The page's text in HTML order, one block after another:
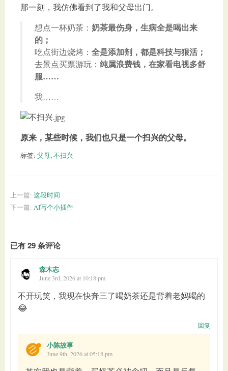
那一刻，我仿佛看到了我和父母出门。
想点一杯奶茶： 奶茶最伤身，生病全是喝出来
的；
吃点街边烧烤： 全是添加剂，都是科技与狠活；
去景点买票游玩： 纯属浪费钱，在家看电视多舒
服……
我……
原来，某些时候，我们也只是一个扫兴的父母。
标签: 父母,不扫兴
上一篇: 这段时间
下一篇: AI写个小插件
已有 29 条评论
森木志
June 3rd, 2026 at 10:18 pm
不开玩笑，我现在快奔三了喝奶茶还是背着老妈喝的
😂
回复
小陈故事
June 9th, 2026 at 05:18 pm